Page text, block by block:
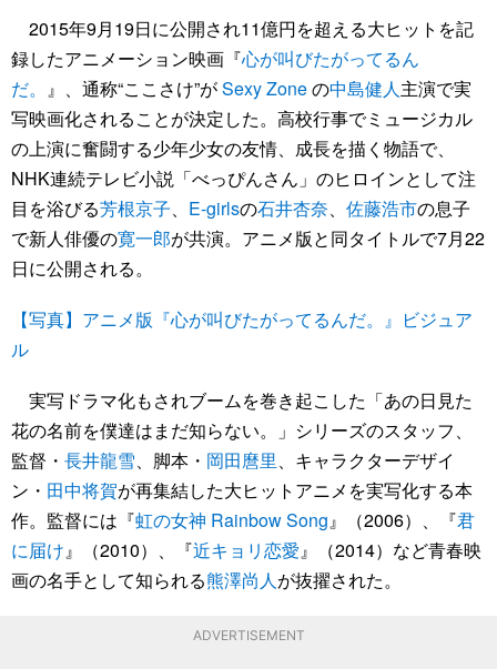
2015年9月19日に公開され11億円を超える大ヒットを記
録したアニメーション映画『心が叫びたがってるん
だ。 』、通称“ここさけ”がSexy Zoneの中島健人主演で実
写映画化されることが決定した。高校行事でミュージカル
の上演に奮闘する少年少女の友情、成長を描く物語で、
NHK連続テレビ小説「べっぴんさん」のヒロインとして注
目を浴びる芳根京子、 E-girlsの石井杏奈、 佐藤浩市の息子
で新人俳優の寛一郎が共演。アニメ版と同タイトルで7月22
日に公開される。
【写真】アニメ版『心が叫びたがってるんだ。』ビジュア
ル
実写ドラマ化もされブームを巻き起こした「あの日見た
花の名前を僕達はまだ知らない。」シリーズのスタッフ、
監督・ 長井龍雪、脚本・ 岡田麿里、キャラクターデザイ
ン・ 田中将賀が再集結した大ヒットアニメを実写化する本
作。監督には『虹の女神 Rainbow Song』（2006）、『君
に届け』（2010）、『近キョリ恋愛』（2014）など青春映
画の名手として知られる熊澤尚人が抜擢された。
ADVERTISEMENT